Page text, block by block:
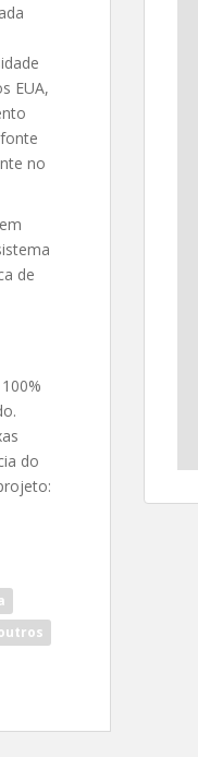
EUA,
no
de
do